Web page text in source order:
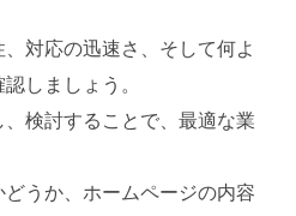
対応の迅速さ、そして何よ
しましょう。
検討することで、最適な業
うか、ホームページの内容